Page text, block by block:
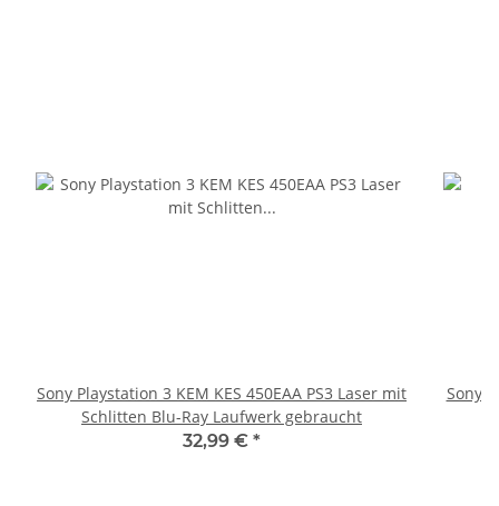
Sony Playstation 3 KEM KES 450EAA PS3 Laser mit
Schlitten Blu-Ray Laufwerk gebraucht
32,99 € *
Sony